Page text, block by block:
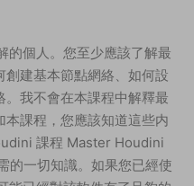
的個人。您至少應該了解最
建基本節點網絡、如何設
我不會在本課程中解釋最
課程，您應該知道這些内
課程 Master Houdini
的一切知識。如果您已經使